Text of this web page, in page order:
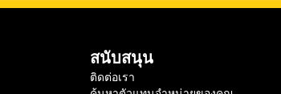
สนับสนุน
ติดต่อเรา